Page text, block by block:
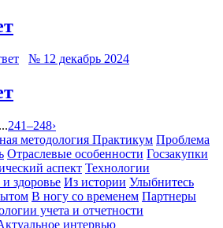
№ 12 декабрь 2024
...241–248›
методология Практикум Проблема
Отраслевые особенности Госзакупки
аспект Технологии
и здоровье Из истории Улыбнитесь
В ногу со временем Партнеры
учета и отчетности
интервью